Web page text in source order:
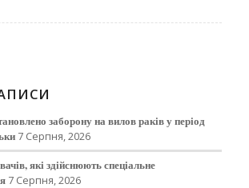
заборону на вилов раків у період
7 Серпня, 2026
які здійснюють спеціальне
7 Серпня, 2026